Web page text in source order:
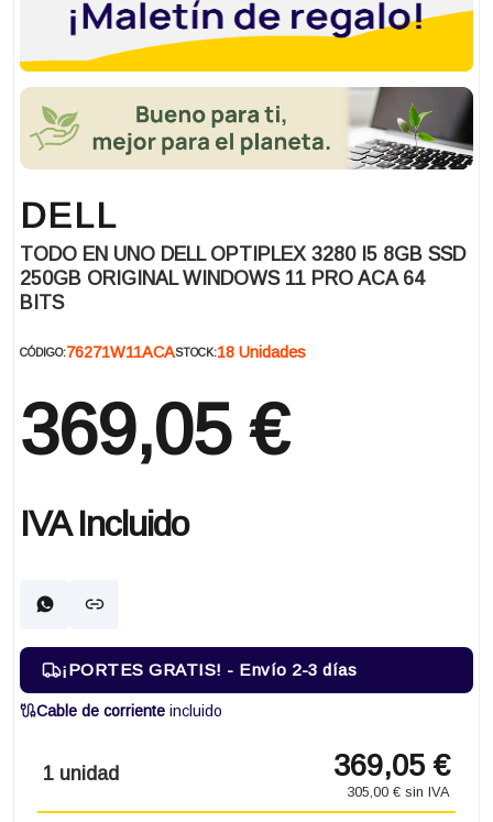
DELL
TODO EN UNO DELL OPTIPLEX 3280 I5 8GB SSD
250GB ORIGINAL WINDOWS 11 PRO ACA 64
BITS
CÓDIGO:76271W11ACASTOCK:18 Unidades
369,05 €
IVA Incluido
¡PORTES GRATIS! - Envío 2-3 días
Cable de corriente incluido
1 unidad 369,05 €
305,00 € sin IVA